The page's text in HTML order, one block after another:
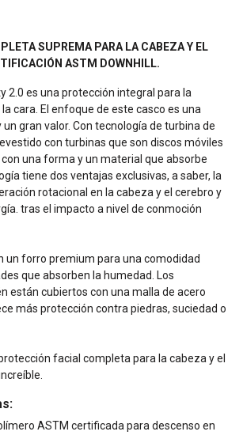
SUPREMA PARA LA CABEZA Y EL
ASTM DOWNHILL.
2.0 es una protección integral para la
cara. El enfoque de este casco es una
gran valor. Con tecnología de turbina de
con turbinas que son discos móviles
una forma y un material que absorbe
tiene dos ventajas exclusivas, a saber, la
rotacional en la cabeza y el cerebro y
tras el impacto a nivel de conmoción
un forro premium para una comodidad
que absorben la humedad. Los
están cubiertos con una malla de acero
más protección contra piedras, suciedad o
facial completa para la cabeza y el
ASTM certificada para descenso en